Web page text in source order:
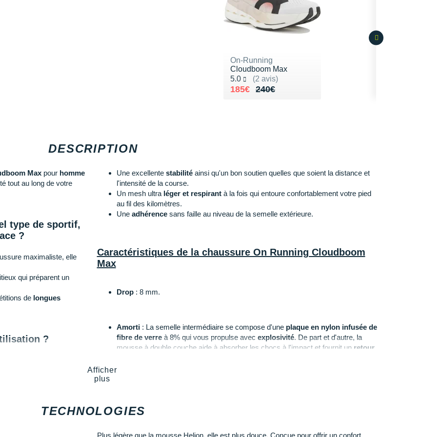
DESCRIPTION
Max pour homme
tout au long de votre
type de sportif,
?
maximaliste, elle
qui préparent un
de longues
?
des technologies de
de battre vos records
Une excellente stabilitéainsi qu'un bon soutien quelles que soient la distance et
l'intensité de la course.
Un mesh ultra léger et respirantà la fois qui entoure confortablement votre pied
au fil des kilomètres.
Uneadhérencesans faille au niveau de la semelle extérieure.
Caractéristiques de la chaussure On Running Cloudboom
Max
Drop: 8 mm.
Amorti: La semelle intermédiaire se compose d'une plaque en nylon infusée de
fibre de verreà 8% qui vous propulse avec explosivité. De part et d'autre, la
mousse à double couche aide à absorber les chocs à l'impact et fournit un retour
rembourré et la languette fine accueillent agréablement votre pied.
Afficher
plus
TECHNOLOGIES
On-Running
Cloudboom Max
5.0
(2 avis)
Noté 5.0 sur 5
240€
Au lieu de 240€
185€
Vendu 185€